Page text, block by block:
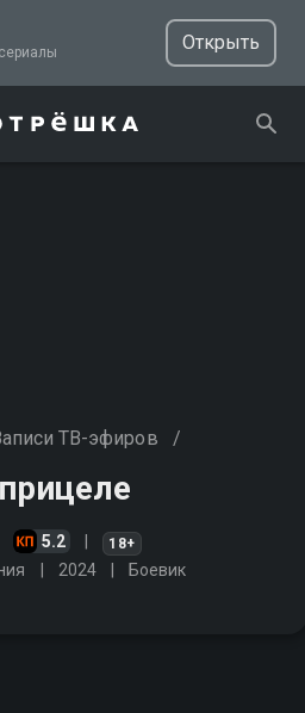
ТВ, фильмы и сериалы
Открыть
ТВ-эфиров /
5.2 18+
2024 Боевик